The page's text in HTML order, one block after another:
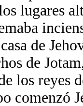
lugares
de
de
los reyes
comenzó